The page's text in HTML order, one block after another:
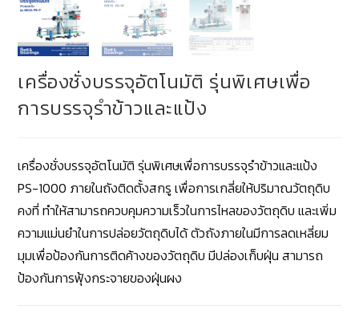
เครื่องชั่งบรรจุอัตโนมัติ รุ่นพิเศษเพื่อ
การบรรจุรำข้าวและแป้ง
เครื่องชั่งบรรจุอัตโนมัติ รุ่นพิเศษเพื่อการบรรจุรำข้าวและแป้ง
PS-1000 ภายในถังติดตั้งสกรู เพื่อการเกลี่ยให้ปริมาณวัตถุดิบ
คงที่ ทำให้สามารถควบคุมความเร็วในการไหลของวัตถุดิบ และเพิ่ม
ความแม่นยำในการปล่อยวัตถุดิบได้ ตัวถังภายในมีการลดเหลี่ยม
มุมเพื่อป้องกันการติดค้างของวัตถุดิบ มีปล่องเก็บฝุ่น สามารถ
ป้องกันการฟุ้งกระจายของฝุ่นผง